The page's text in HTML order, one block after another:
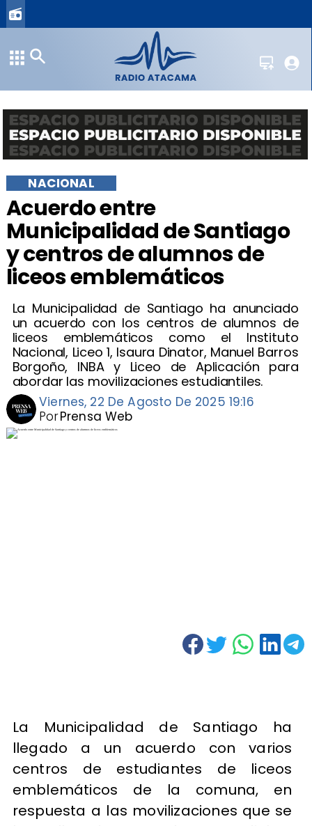
Acuerdo entre
Municipalidad de Santiago
y centros de alumnos de
liceos emblemáticos
La Municipalidad de Santiago ha anunciado
un acuerdo con los centros de alumnos de
liceos emblemáticos como el Instituto
Nacional, Liceo 1, Isaura Dinator, Manuel Barros
Borgoño, INBA y Liceo de Aplicación para
abordar las movilizaciones estudiantiles.
NACIONAL
Viernes, 22 De Agosto De 2025 19:16
Prensa Web
Por
La Municipalidad de Santiago ha
llegado a un acuerdo con varios
centros de estudiantes de liceos
emblemáticos de la comuna, en
respuesta a las movilizaciones que se